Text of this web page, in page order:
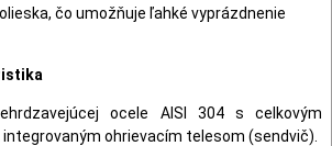
čo umožňuje ľahké vyprázdnenie
ocele AISI 304 s celkovým
integrovaným ohrievacím telesom (sendvič).